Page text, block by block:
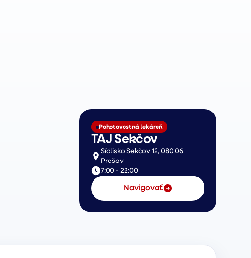
Pohotovostná lekáreň
TAJ Sekčov
Sídlisko Sekčov 12, 080 06
Prešov
7:00 - 22:00
Navigovať